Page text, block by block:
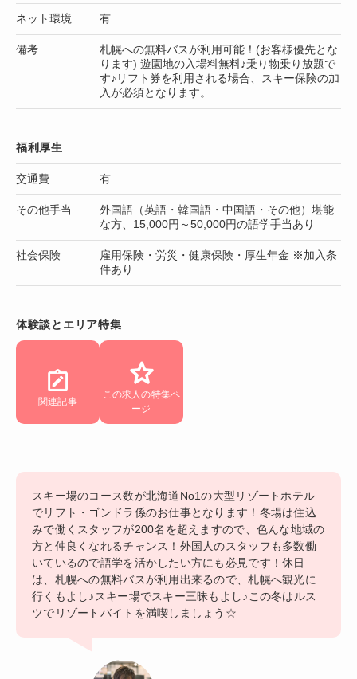
ネット環境 有
備考
札幌への無料バスが利用可能！(お客様優先とな
ります) 遊園地の入場料無料♪乗り物乗り放題で
す♪リフト券を利用される場合、スキー保険の加
入が必須となります。
福利厚生
交通費 有
その他手当
外国語（英語・韓国語・中国語・その他）堪能
な方、15,000円～50,000円の語学手当あり
社会保険
雇用保険・労災・健康保険・厚生年金 ※加入条
件あり
体験談とエリア特集
関連記事
この求人の特集ペ
ージ
スキー場のコース数が北海道No1の大型リゾートホテル
でリフト・ゴンドラ係のお仕事となります！冬場は住込
みで働くスタッフが200名を超えますので、色んな地域の
方と仲良くなれるチャンス！外国人のスタッフも多数働
いているので語学を活かしたい方にも必見です！休日
は、札幌への無料バスが利用出来るので、札幌へ観光に
行くもよし♪スキー場でスキー三昧もよし♪この冬はルス
ツでリゾートバイトを満喫しましょう☆